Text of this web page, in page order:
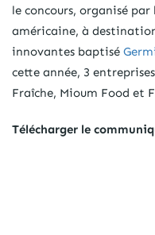
le concours, organisé
américaine, à
innovantes baptisé
cette année, 3
Fraîche, Mioum Food et
Télécharger le